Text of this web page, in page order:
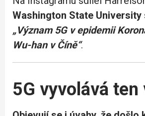
Washington State University
„Význam 5G v epidemii
Wu-han v Číně“.
5G vyvolává ten